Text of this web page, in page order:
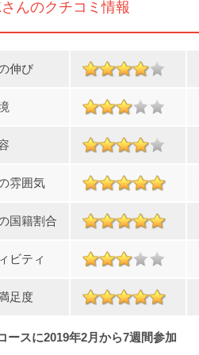
んのクチコミ情報
伸び
雰囲気
国籍割合
ビティ
足度
ースに2019年2月から7週間参加